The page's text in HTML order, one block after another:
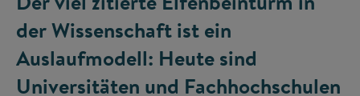
der Wissenschaft ist ein
Auslaufmodell: Heute sind
Universitäten und Fachhochschulen